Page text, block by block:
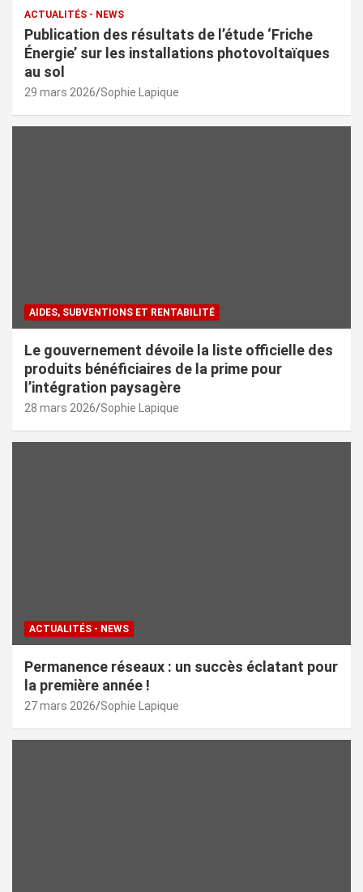
ACTUALITÉS - NEWS
Publication des résultats de l’étude ‘Friche
Énergie’ sur les installations photovoltaïques
au sol
29 mars 2026 Sophie Lapique
AIDES, SUBVENTIONS ET RENTABILITÉ
Le gouvernement dévoile la liste officielle des
produits bénéficiaires de la prime pour
l’intégration paysagère
28 mars 2026 Sophie Lapique
ACTUALITÉS - NEWS
Permanence réseaux : un succès éclatant pour
la première année !
27 mars 2026 Sophie Lapique